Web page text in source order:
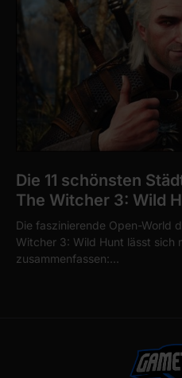
Die 11 schönsten
The Witcher 3: Wild
Die faszinierende Open-World
Witcher 3: Wild Hunt lässt sich
zusammenfassen:…